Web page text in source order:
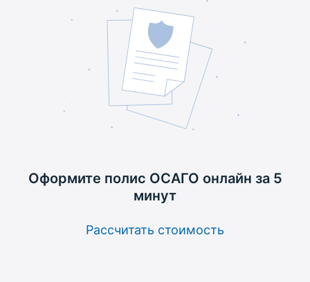
Оформите полис ОСАГО онлайн за 5
минут
Рассчитать стоимость